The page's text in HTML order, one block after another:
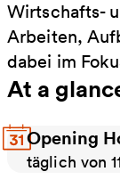
Wirtschafts-
Arbeiten,
dabei im
At a
Opening
täglich von